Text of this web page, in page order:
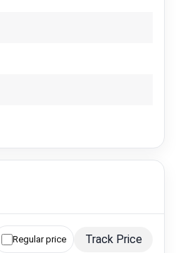
Regular price Track Price